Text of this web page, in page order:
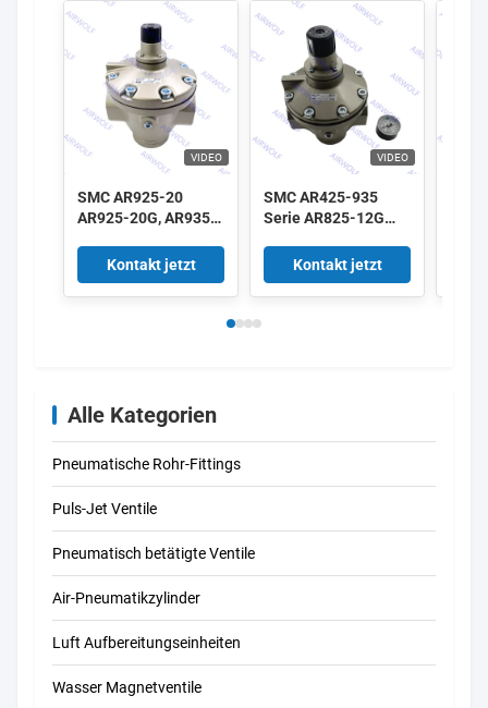
VIDEO
SMC AR925-20
AR925-20G, AR935-
AR425-935 Serie
vorgesteuerter
Regler 2"
Kontakt jetzt
VIDEO
SMC AR425-935
Serie AR825-12G
12G AR835-14G
vorgesteuerter
Regler 1"1/4 1"1/2
Kontakt jetzt
Alle Kategorien
Pneumatische Rohr-Fittings
Puls-Jet Ventile
Pneumatisch betätigte Ventile
Air-Pneumatikzylinder
Luft Aufbereitungseinheiten
Wasser Magnetventile